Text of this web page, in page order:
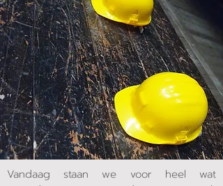
Vandaag staan we voor heel wat